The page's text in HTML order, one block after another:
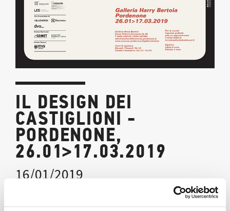
IL DESIGN DEI
CASTIGLIONI -
PORDENONE,
26.01>17.03.2019
16/01/2019